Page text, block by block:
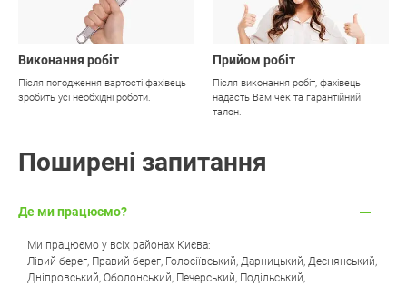
Виконання робіт
Після погодження вартості фахівець
зробить усі необхідні роботи.
Прийом робіт
Після виконання робіт, фахівець
надасть Вам чек та гарантійний
талон.
Поширені запитання
Де ми працюємо?
Ми працюємо у всіх районах Києва:
Лівий берег, Правий берег, Голосіївський, Дарницький, Деснянський,
Дніпровський, Оболонський, Печерський, Подільський,